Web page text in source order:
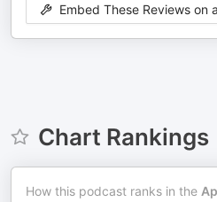
Embed These Reviews on
Chart Rankings
How this podcast ranks in the